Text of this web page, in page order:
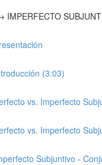
IMPERFECTO
(3:03)
vs. Imperfecto
vs. Imperfecto
Subjuntivo -